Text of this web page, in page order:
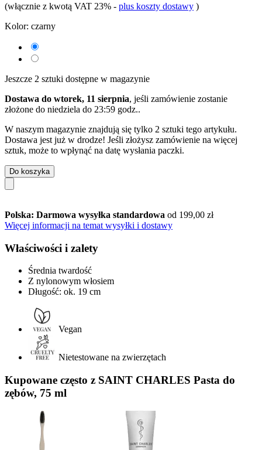
(włącznie z kwotą VAT 23% - plus koszty dostawy )
Kolor: czarny
Jeszcze 2 sztuki dostępne w magazynie
Dostawa do wtorek, 11 sierpnia, jeśli zamówienie zostanie
złożone do niedziela do 23:59 godz..
W naszym magazynie znajdują się tylko 2 sztuki tego artykułu.
Dostawa jest już w drodze! Jeśli złożysz zamówienie na więcej
sztuk, może to wpłynąć na datę wysłania paczki.
Do koszyka
Polska: Darmowa wysyłka standardowa od 199,00 zł
Więcej informacji na temat wysyłki i dostawy
Właściwości i zalety
Średnia twardość
Z nylonowym włosiem
Długość: ok. 19 cm
Vegan
Nietestowane na zwierzętach
Kupowane często z SAINT CHARLES Pasta do
zębów, 75 ml